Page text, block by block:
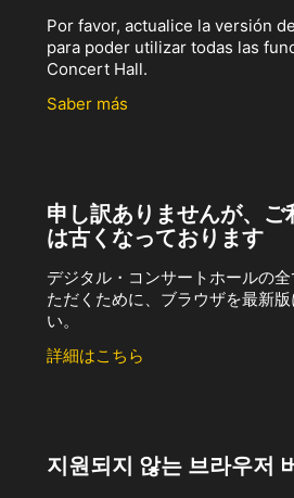
Por favor, actualice la versión
para poder utilizar todas las
Concert Hall.
Saber más
申し訳ありませんが、ご
は古くなっております
デジタル・コンサートホールの
ただくために、ブラウザを最新
い。
詳細はこちら
지원되지 않는 브라우저